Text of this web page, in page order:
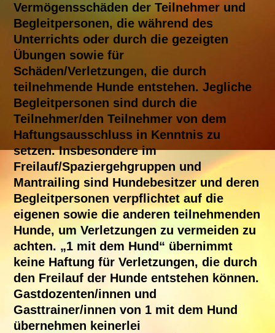
Vermögensschäden der Teilnehmer und
Begleitpersonen, die während des
Unterrichts oder durch die gezeigten
Übungen sowie für
Schäden/Verletzungen, die durch
teilnehmende Hunde entstehen. Jegliche
Begleitpersonen sind durch die
Teilnehmer/den Teilnehmer von dem
Haftungsausschluss in Kenntnis zu
setzen. Insbesondere im
Freilauf/Spaziergehgruppen und
Mantrailing sind Hundebesitzer und deren
Begleitpersonen verpflichtet auf die
eigenen sowie die anderen teilnehmenden
Hunde, um Verletzungen zu vermeiden zu
achten. „1 mit dem Hund“ übernimmt
keine Haftung für Verletzungen, die durch
den Freilauf der Hunde entstehen können.
Gastdozenten/innen und
Gasttrainer/innen von 1 mit dem Hund
übernehmen keinerlei